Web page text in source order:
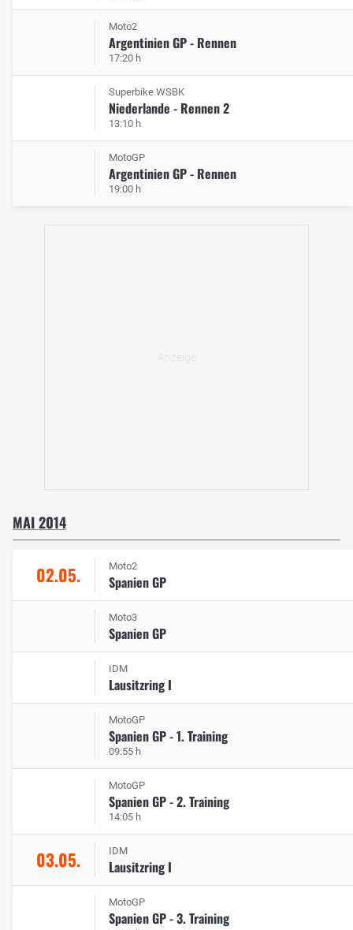
Moto2
Argentinien GP - Rennen
17:20 h
Superbike WSBK
Niederlande - Rennen 2
13:10 h
MotoGP
Argentinien GP - Rennen
19:00 h
MAI 2014
02.05. Moto2
Spanien GP
Moto3
Spanien GP
IDM
Lausitzring I
MotoGP
Spanien GP - 1. Training
09:55 h
MotoGP
Spanien GP - 2. Training
14:05 h
03.05. IDM
Lausitzring I
MotoGP
Spanien GP - 3. Training